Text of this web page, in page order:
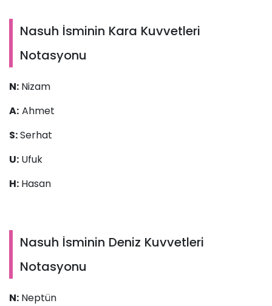
Nasuh İsminin Kara Kuvvetleri
Notasyonu
N: Nizam
A: Ahmet
S:Serhat
U: Ufuk
H: Hasan
Nasuh İsminin Deniz Kuvvetleri
Notasyonu
N: Neptün